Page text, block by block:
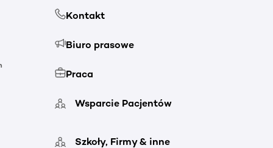
Kontakt
Biuro prasowe
Praca
Wsparcie Pacjentów
Szkoły, Firmy & inne